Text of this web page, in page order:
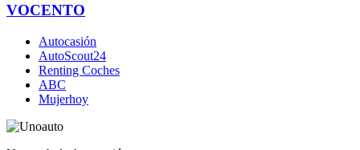
VOCENTO
Autocasión
AutoScout24
Renting Coches
ABC
Mujerhoy